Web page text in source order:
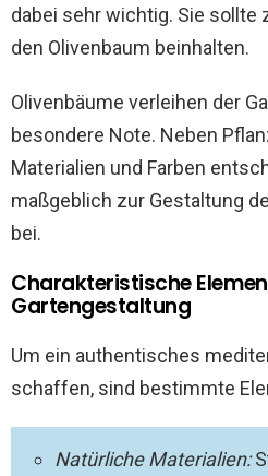
dabei sehr wichtig. Sie sollte
den Olivenbaum beinhalten.
Olivenbäume verleihen der
besondere Note. Neben
Materialien und Farben
maßgeblich zur Gestaltung
bei.
Charakteristische
Gartengestaltung
Um ein authentisches
schaffen, sind bestimmte
Natürliche Materialien: